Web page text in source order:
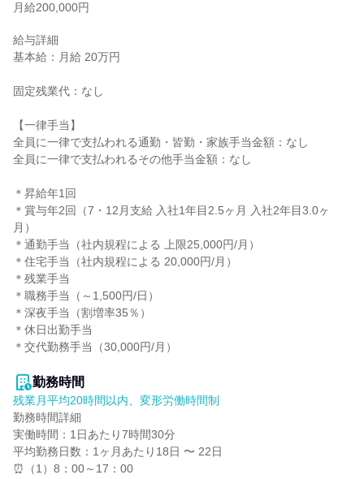
月給200,000円
給与詳細
基本給：月給 20万円
固定残業代：なし
【一律手当】
全員に一律で支払われる通勤・皆勤・家族手当金額：なし
全員に一律で支払われるその他手当金額：なし
＊昇給年1回
＊賞与年2回（7・12月支給 入社1年目2.5ヶ月 入社2年目3.0ヶ
月）
＊通勤手当（社内規程による 上限25,000円/月）
＊住宅手当（社内規程による 20,000円/月）
＊残業手当
＊職務手当（～1,500円/日）
＊深夜手当（割増率35％）
＊休日出勤手当
＊交代勤務手当（30,000円/月）
勤務時間
残業月平均20時間以内、変形労働時間制
勤務時間詳細
実働時間：1日あたり7時間30分
平均勤務日数：1ヶ月あたり18日 〜 22日
⏰（1）8：00～17：00